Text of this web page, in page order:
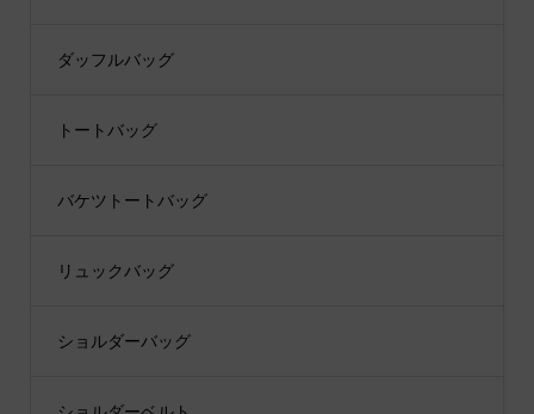
ダッフルバッグ
トートバッグ
バケツトートバッグ
リュックバッグ
ショルダーバッグ